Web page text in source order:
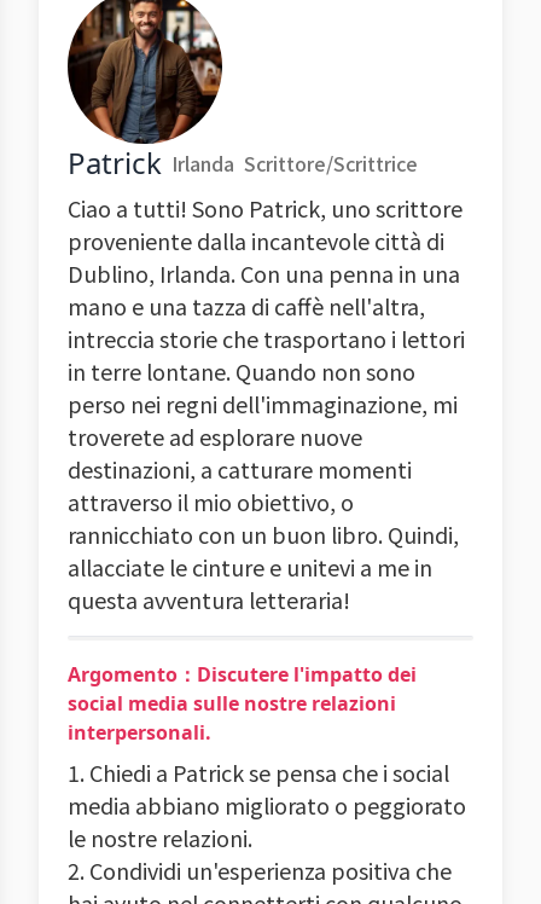
Patrick Irlanda Scrittore/Scrittrice
Ciao a tutti! Sono Patrick, uno scrittore
proveniente dalla incantevole città di
Dublino, Irlanda. Con una penna in una
mano e una tazza di caffè nell'altra,
intreccia storie che trasportano i lettori
in terre lontane. Quando non sono
perso nei regni dell'immaginazione, mi
troverete ad esplorare nuove
destinazioni, a catturare momenti
attraverso il mio obiettivo, o
rannicchiato con un buon libro. Quindi,
allacciate le cinture e unitevi a me in
questa avventura letteraria!
Argomento：Discutere l'impatto dei
social media sulle nostre relazioni
interpersonali.
1. Chiedi a Patrick se pensa che i social
media abbiano migliorato o peggiorato
le nostre relazioni.
2. Condividi un'esperienza positiva che